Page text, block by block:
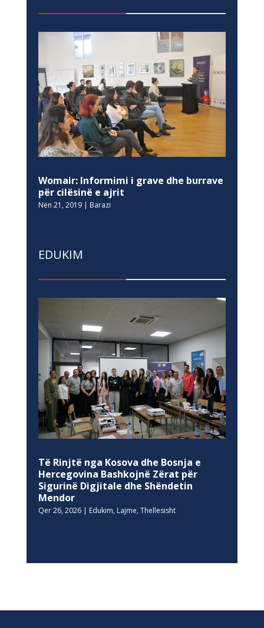
Womair: Informimi i grave dhe burrave
për cilësinë e ajrit
Nën 21, 2019| Barazi
EDUKIM
Të Rinjtë nga Kosova dhe Bosnja e
Hercegovina Bashkojnë Zërat për
Sigurinë Digjitale dhe Shëndetin
Mendor
Qer 26, 2026| Edukim, Lajme, Thellesisht